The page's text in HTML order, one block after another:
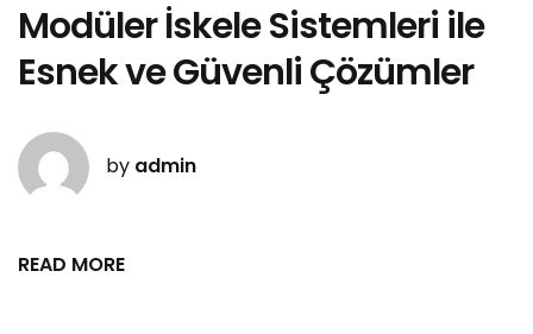
Modüler İskele Sistemleri ile
Esnek ve Güvenli Çözümler
by admin
READ MORE